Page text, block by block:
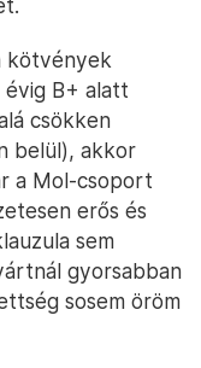
kötvények
B+ alatt
csökken
belül), akkor
a Mol-csoport
erős és
sem
gyorsabban
sosem öröm